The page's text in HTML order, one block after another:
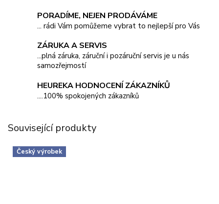
PORADÍME, NEJEN PRODÁVÁME
... rádi Vám pomůžeme vybrat to nejlepší pro Vás
ZÁRUKA A SERVIS
...plná záruka, záruční i pozáruční servis je u nás
samozřejmostí
HEUREKA HODNOCENÍ ZÁKAZNÍKŮ
....100% spokojených zákazníků
Související produkty
Český výrobek